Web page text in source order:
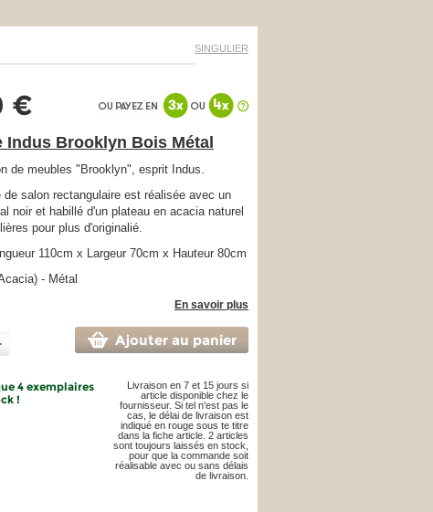
SINGULIER
€
Indus Brooklyn Bois Métal
de meubles "Brooklyn", esprit Indus.
salon rectangulaire est réalisée avec un
noir et habillé d'un plateau en acacia naturel
pour plus d'originalié.
110cm x Largeur 70cm x Hauteur 80cm
- Métal
En savoir plus
Ajouter au panier
4 exemplaires
!
Livraison en 7 et 15 jours si
article disponible chez le
fournisseur. Si tel n'est pas le
cas, le délai de livraison est
indiqué en rouge sous te titre
dans la fiche article. 2 articles
sont toujours laissés en stock,
pour que la commande soit
réalisable avec ou sans délais
de livraison.